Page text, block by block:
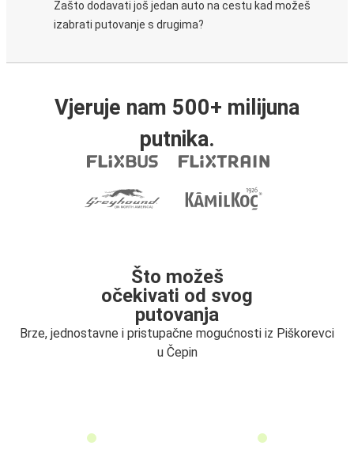
Zašto dodavati još jedan auto na cestu kad možeš
izabrati putovanje s drugima?
Vjeruje nam 500+ milijuna
putnika.
Što možeš
očekivati od svog
putovanja
Brze, jednostavne i pristupačne mogućnosti iz Piškorevci
u Čepin